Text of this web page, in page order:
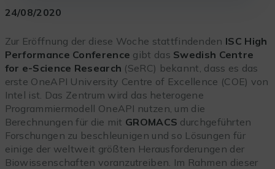
24/08/2020
Zur Eröffnung der diese Woche stattfindenden ISC High
Performance Conference gibt das Swedish Centre
for e-Science Research (SeRC) bekannt, dass es das
erste OneAPI University Centre of Excellence (COE) von
Intel ist. Das Zentrum wird das heterogene
Programmiermodell OneAPI nutzen, um die
Berechnungen für die mit GROMACS durchgeführten
Forschungen zu beschleunigen und so Lösungen für
einige der weltweit größten Herausforderungen der
Biowissenschaften voranzutreiben. Im Rahmen dieser